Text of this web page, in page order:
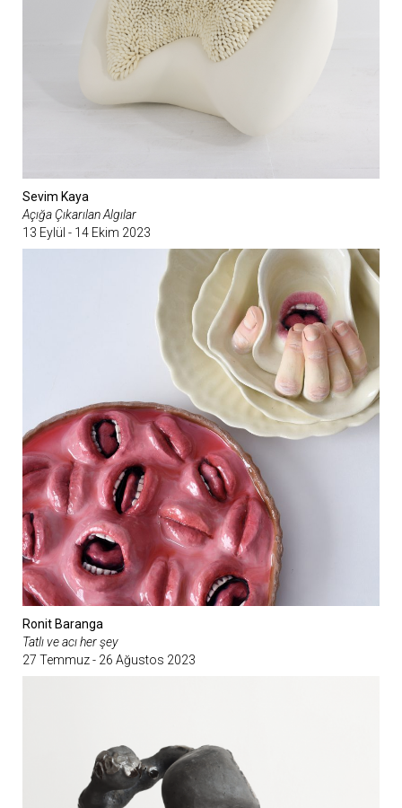
Sevim Kaya
Açığa Çıkarılan Algılar
13 Eylül - 14 Ekim 2023
Ronit Baranga
Tatlı ve acı her şey
27 Temmuz - 26 Ağustos 2023